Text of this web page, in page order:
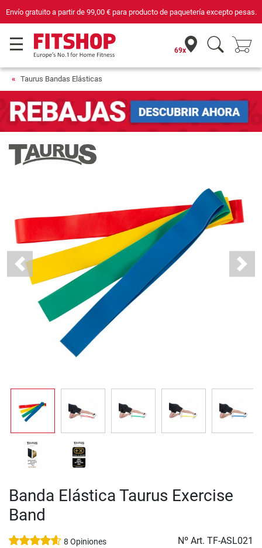
Compra con seguridad en Fitshop, comercio con sello de Confianza Online.
69x
Taurus Bandas Elásticas
Previous Next
Banda Elástica Taurus Exercise
Band
8 Opiniones Nº Art. TF-ASL021